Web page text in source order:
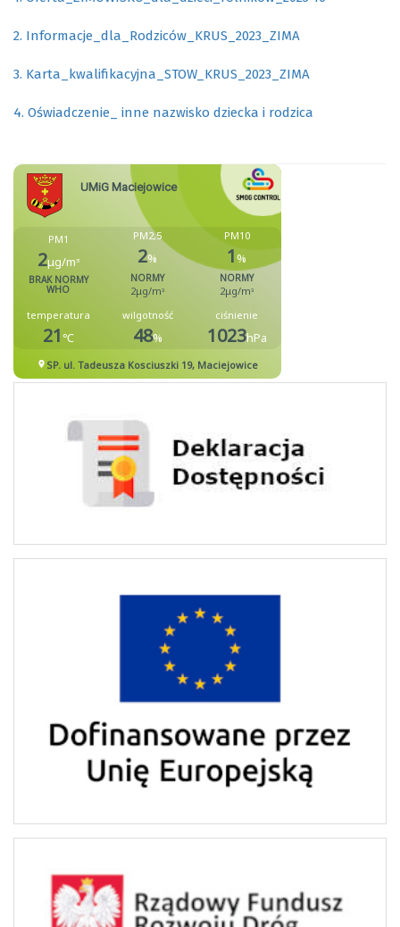
2. Informacje_dla_Rodziców_KRUS_2023_ZIMA
3. Karta_kwalifikacyjna_STOW_KRUS_2023_ZIMA
4. Oświadczenie_ inne nazwisko dziecka i rodzica